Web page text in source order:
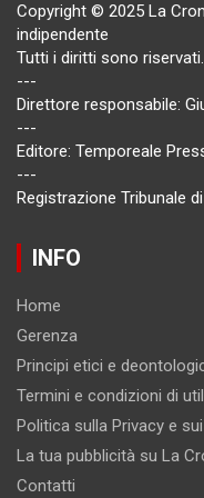
Copyright © 2025 La
indipendente
Tutti i diritti sono riservati.
---
Direttore responsabile:
---
Editore: Temporeale
---
Registrazione Tribunale
INFO
Home
Gerenza
Principi etici e
Termini e condizioni di
Politica sulla Privacy e
La tua pubblicità su La
Contatti